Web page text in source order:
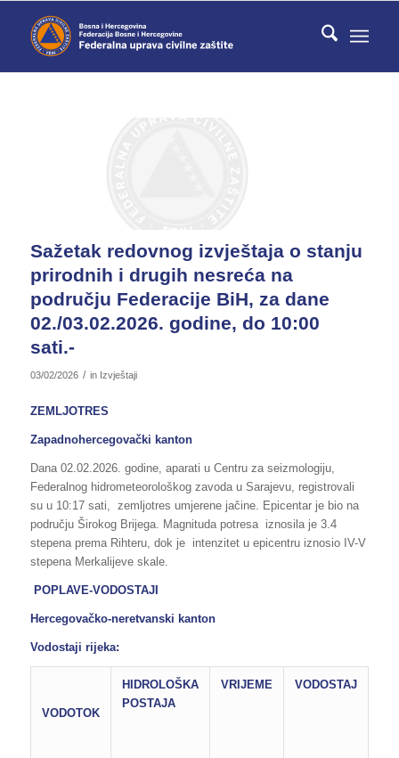
Sažetak redovnog izvještaja o stanju
prirodnih i drugih nesreća na
području Federacije BiH, za dane
02./03.02.2026. godine, do 10:00
sati.-
03/02/2026 / in Izvještaji
ZEMLJOTRES
Zapadnohercegovački kanton
Dana 02.02.2026. godine, aparati u Centru za seizmologiju,
Federalnog hidrometeorološkog zavoda u Sarajevu, registrovali
su u 10:17 sati, zemljotres umjerene jačine. Epicentar je bio na
području Širokog Brijega. Magnituda potresa iznosila je 3.4
stepena prema Rihteru, dok je intenzitet u epicentru iznosio IV-V
stepena Merkalijeve skale.
POPLAVE-VODOSTAJI
Hercegovačko-neretvanski kanton
Vodostaji rijeka:
VODOTOK
HIDROLOŠKA
POSTAJA
VRIJEME VODOSTAJ